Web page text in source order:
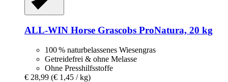
ALL-WIN Horse Grascobs ProNatura, 20 kg
100 % naturbelassenes Wiesengras
Getreidefrei & ohne Melasse
Ohne Presshilfsstoffe
€ 28,99 (€ 1,45 / kg)